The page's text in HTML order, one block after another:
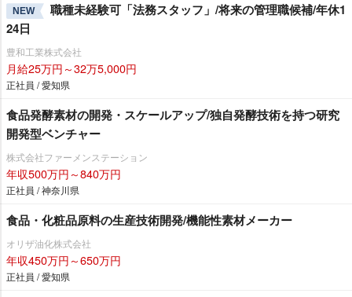
NEW
職種未経験可「法務スタッフ」/将来の管理職候補/年休1
24日
豊和工業株式会社
月給25万円～32万5,000円
正社員 / 愛知県
食品発酵素材の開発・スケールアップ/独自発酵技術を持つ研究
開発型ベンチャー
株式会社ファーメンステーション
年収500万円～840万円
正社員 / 神奈川県
食品・化粧品原料の生産技術開発/機能性素材メーカー
オリザ油化株式会社
年収450万円～650万円
正社員 / 愛知県